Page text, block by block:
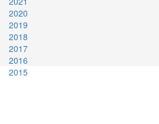
2020
2019
2018
2017
2016
2015